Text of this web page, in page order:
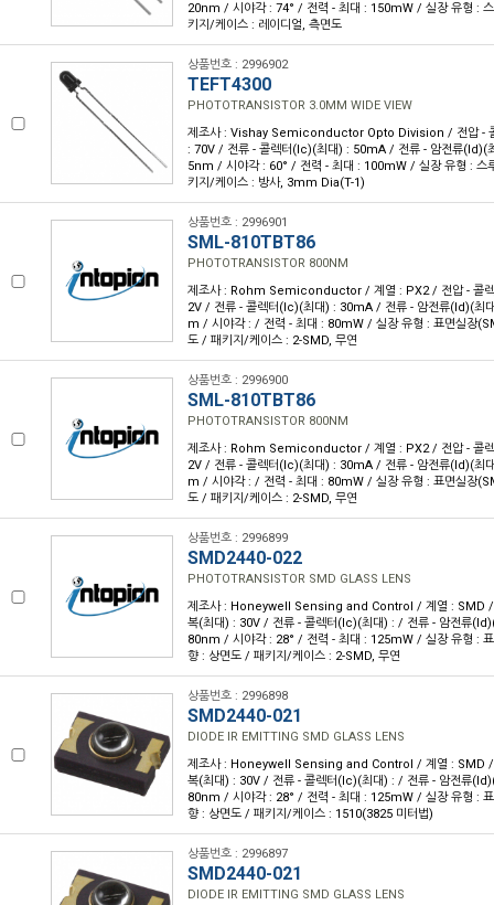
20nm / 시야각 : 74° / 전력 - 최대 : 150mW / 실장 유형 :
키지/케이스 : 레이디얼, 측면도
상품번호 : 2996902
TEFT4300
PHOTOTRANSISTOR 3.0MM WIDE VIEW
제조사 : Vishay Semiconductor Opto Division / 전압 -
: 70V / 전류 - 콜렉터(Ic)(최대) : 50mA / 전류 - 암전류(Id)(
5nm / 시야각 : 60° / 전력 - 최대 : 100mW / 실장 유형 : 스
키지/케이스 : 방사, 3mm Dia(T-1)
상품번호 : 2996901
SML-810TBT86
PHOTOTRANSISTOR 800NM
제조사 : Rohm Semiconductor / 계열 : PX2 / 전압 - 콜렉
2V / 전류 - 콜렉터(Ic)(최대) : 30mA / 전류 - 암전류(Id)(최
m / 시야각 : / 전력 - 최대 : 80mW / 실장 유형 : 표면실장
도 / 패키지/케이스 : 2-SMD, 무연
상품번호 : 2996900
SML-810TBT86
PHOTOTRANSISTOR 800NM
제조사 : Rohm Semiconductor / 계열 : PX2 / 전압 - 콜렉
2V / 전류 - 콜렉터(Ic)(최대) : 30mA / 전류 - 암전류(Id)(최
m / 시야각 : / 전력 - 최대 : 80mW / 실장 유형 : 표면실장
도 / 패키지/케이스 : 2-SMD, 무연
상품번호 : 2996899
SMD2440-022
PHOTOTRANSISTOR SMD GLASS LENS
제조사 : Honeywell Sensing and Control / 계열 : SMD /
복(최대) : 30V / 전류 - 콜렉터(Ic)(최대) : / 전류 - 암전류
80nm / 시야각 : 28° / 전력 - 최대 : 125mW / 실장 유형 :
향 : 상면도 / 패키지/케이스 : 2-SMD, 무연
상품번호 : 2996898
SMD2440-021
DIODE IR EMITTING SMD GLASS LENS
제조사 : Honeywell Sensing and Control / 계열 : SMD /
복(최대) : 30V / 전류 - 콜렉터(Ic)(최대) : / 전류 - 암전류
80nm / 시야각 : 28° / 전력 - 최대 : 125mW / 실장 유형 :
향 : 상면도 / 패키지/케이스 : 1510(3825 미터법)
상품번호 : 2996897
SMD2440-021
DIODE IR EMITTING SMD GLASS LENS